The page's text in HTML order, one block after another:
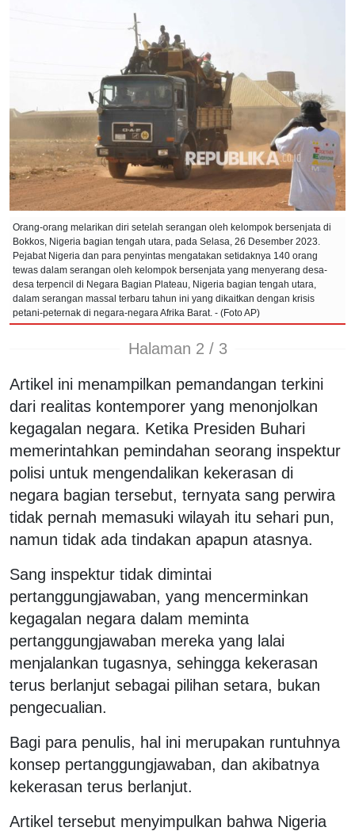
Orang-orang melarikan diri setelah serangan oleh kelompok bersenjata di
Bokkos, Nigeria bagian tengah utara, pada Selasa, 26 Desember 2023.
Pejabat Nigeria dan para penyintas mengatakan setidaknya 140 orang
tewas dalam serangan oleh kelompok bersenjata yang menyerang desa-
desa terpencil di Negara Bagian Plateau, Nigeria bagian tengah utara,
dalam serangan massal terbaru tahun ini yang dikaitkan dengan krisis
petani-peternak di negara-negara Afrika Barat. - (Foto AP)
Halaman 2 / 3
Artikel ini menampilkan pemandangan terkini
dari realitas kontemporer yang menonjolkan
kegagalan negara. Ketika Presiden Buhari
memerintahkan pemindahan seorang inspektur
polisi untuk mengendalikan kekerasan di
negara bagian tersebut, ternyata sang perwira
tidak pernah memasuki wilayah itu sehari pun,
namun tidak ada tindakan apapun atasnya.
Sang inspektur tidak dimintai
pertanggungjawaban, yang mencerminkan
kegagalan negara dalam meminta
pertanggungjawaban mereka yang lalai
menjalankan tugasnya, sehingga kekerasan
terus berlanjut sebagai pilihan setara, bukan
pengecualian.
Bagi para penulis, hal ini merupakan runtuhnya
konsep pertanggungjawaban, dan akibatnya
kekerasan terus berlanjut.
Artikel tersebut menyimpulkan bahwa Nigeria